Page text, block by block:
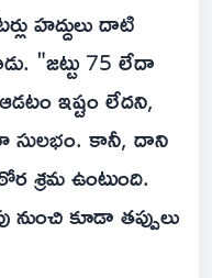
హద్దులు దాటి
"జట్టు 75 లేదా
ఇష్టం లేదని,
కానీ, దాని
శ్రమ ఉంటుంది.
కూడా తప్పులు